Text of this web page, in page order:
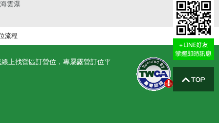
雲瀑
流程
上找營區訂營位，專屬露營訂位平